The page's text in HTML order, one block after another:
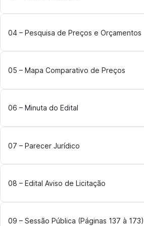
04 – Pesquisa de Preços e Orçamentos
05 – Mapa Comparativo de Preços
06 – Minuta do Edital
07 – Parecer Jurídico
08 – Edital Aviso de Licitação
09 – Sessão Pública (Páginas 137 à 173)